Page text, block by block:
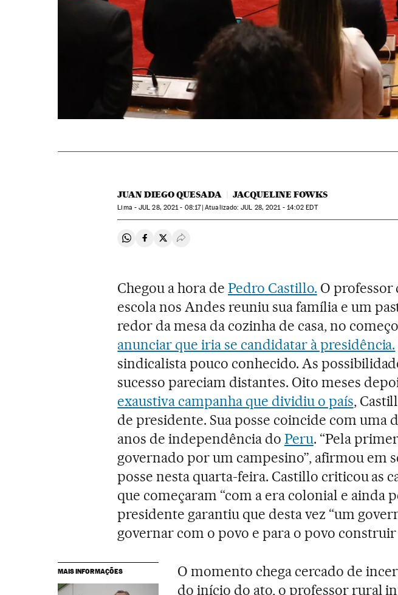
JUAN DIEGO QUESADA JACQUELINE FOWKS
Lima -JUL 28, 2021 - 08:17 atualizado: JUL 28, 2021 - 14:02 EDT
Compartir en Whatsapp
Compartir en Facebook
Compartir en Twitter
Desplegar Redes Sociales
Chegou a hora dePedro Castillo. O professor
escola nos Andes reuniu sua família e um
redor da mesa da cozinha de casa, no
anunciar que iria se candidatar à presidência.
sindicalista pouco conhecido. As
sucesso pareciam distantes. Oito meses
exaustiva campanha que dividiu o país,
de presidente. Sua posse coincide com uma
anos de independência do Peru. “Pela
governado por um campesino”, afirmou em
posse nesta quarta-feira. Castillo criticou as
que começaram “com a era colonial e ainda
presidente garantiu que desta vez “um
governar com o povo e para o povo construir
MAIS INFORMAÇÕES
O momento chega cercado de
do início do ato, o professor rural